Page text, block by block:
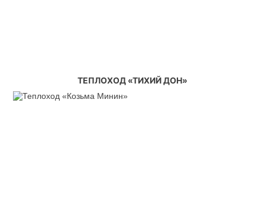
ТЕПЛОХОД «ТИХИЙ ДОН»